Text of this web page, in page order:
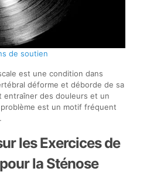
de soutien
est une condition dans
déforme et déborde de sa
entraîner des douleurs et un
est un motif fréquent
les Exercices de
la Sténose